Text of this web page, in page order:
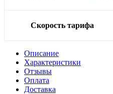
Скорость тарифа
Описание
Характеристики
Отзывы
Оплата
Доставка